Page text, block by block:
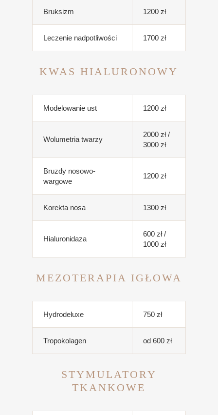
Bruksizm 1200 zł
Leczenie nadpotliwości 1700 zł
KWAS HIALURONOWY
Modelowanie ust 1200 zł
Wolumetria twarzy
2000 zł /
3000 zł
Bruzdy nosowo-
wargowe
1200 zł
Korekta nosa 1300 zł
Hialuronidaza
600 zł /
1000 zł
MEZOTERAPIA IGŁOWA
Hydrodeluxe 750 zł
Tropokolagen od 600 zł
STYMULATORY
TKANKOWE